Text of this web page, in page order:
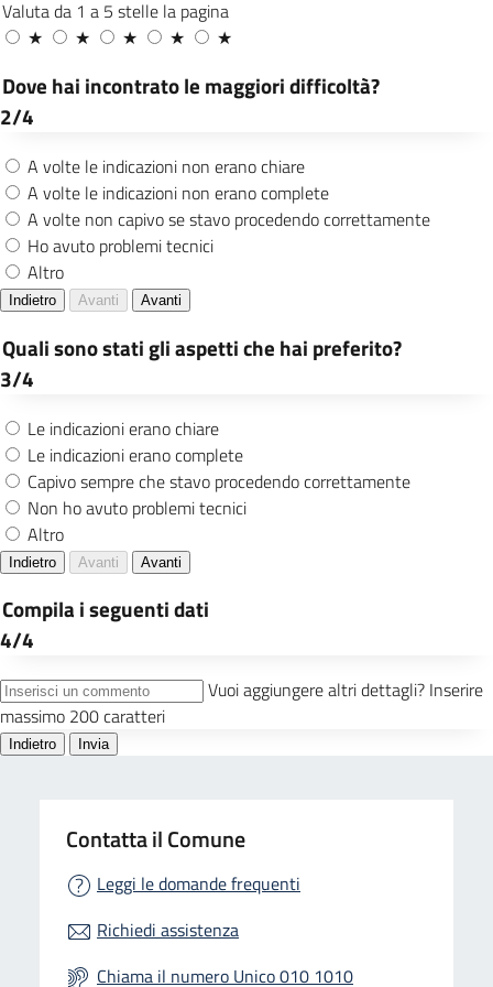
Contatta il Comune
Leggi le domande frequenti
Richiedi assistenza
Chiama il numero Unico 010 1010